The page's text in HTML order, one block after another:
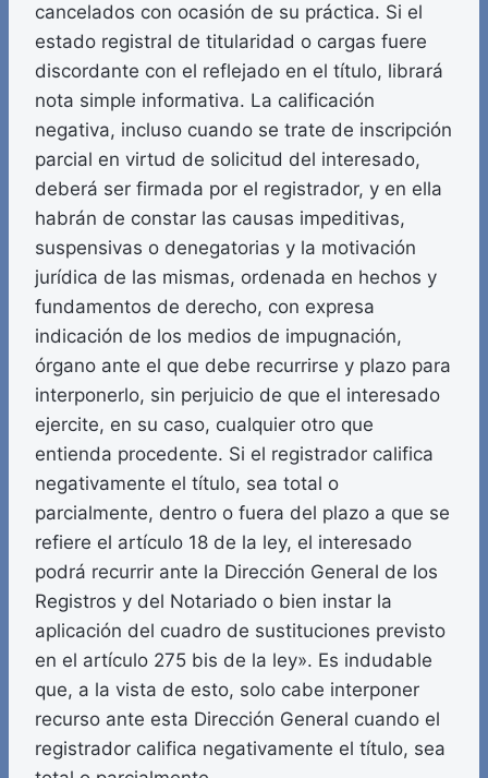
cancelados con ocasión de su práctica. Si el
estado registral de titularidad o cargas fuere
discordante con el reflejado en el título, librará
nota simple informativa. La calificación
negativa, incluso cuando se trate de inscripción
parcial en virtud de solicitud del interesado,
deberá ser firmada por el registrador, y en ella
habrán de constar las causas impeditivas,
suspensivas o denegatorias y la motivación
jurídica de las mismas, ordenada en hechos y
fundamentos de derecho, con expresa
indicación de los medios de impugnación,
órgano ante el que debe recurrirse y plazo para
interponerlo, sin perjuicio de que el interesado
ejercite, en su caso, cualquier otro que
entienda procedente. Si el registrador califica
negativamente el título, sea total o
parcialmente, dentro o fuera del plazo a que se
refiere el artículo 18 de la ley, el interesado
podrá recurrir ante la Dirección General de los
Registros y del Notariado o bien instar la
aplicación del cuadro de sustituciones previsto
en el artículo 275 bis de la ley». Es indudable
que, a la vista de esto, solo cabe interponer
recurso ante esta Dirección General cuando el
registrador califica negativamente el título, sea